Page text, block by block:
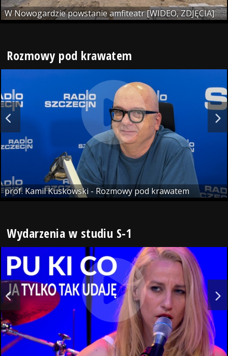
W Nowogardzie powstanie amfiteatr [WIDEO, ZDJĘCIA]
Rozmowy pod krawatem
prof. Kamil Kuskowski - Rozmowy pod krawatem
Wydarzenia w studiu S-1